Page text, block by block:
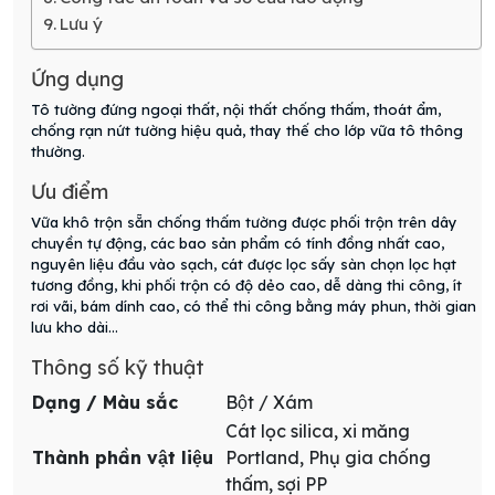
Lưu ý
Ứng dụng
Tô tường đứng ngoại thất, nội thất chống thấm, thoát ẩm,
chống rạn nứt tường hiệu quả, thay thế cho lớp vữa tô thông
thường.
Ưu điểm
Vữa khô trộn sẵn chống thấm tường được phối trộn trên dây
chuyền tự động, các bao sản phẩm có tính đồng nhất cao,
nguyên liệu đầu vào sạch, cát được lọc sấy sàn chọn lọc hạt
tương đồng, khi phối trộn có độ dẻo cao, dễ dàng thi công, ít
rơi vãi, bám dính cao, có thể thi công bằng máy phun, thời gian
lưu kho dài…
Thông số kỹ thuật
Dạng / Màu sắc Bột / Xám
Thành phần vật liệu
Cát lọc silica, xi măng
Portland, Phụ gia chống
thấm, sợi PP